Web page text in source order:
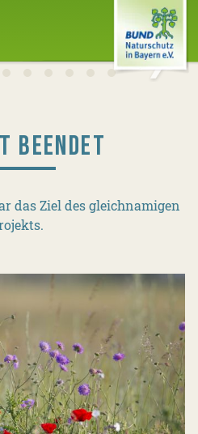
BEENDET
das Ziel des gleichnamigen